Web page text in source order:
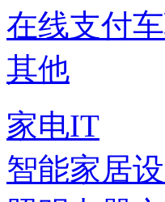
在线支付
其他
家电IT
智能家居